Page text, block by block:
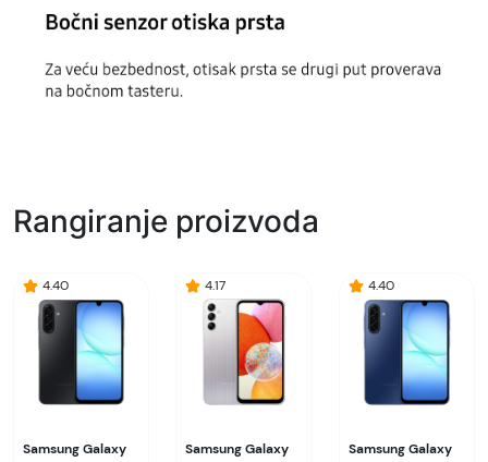
Rangiranje proizvoda
4.40
Samsung Galaxy
4.17
Samsung Galaxy
4.40
Samsung Galaxy